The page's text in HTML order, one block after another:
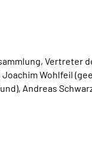
Vertreter
Wohlfeil
Andreas